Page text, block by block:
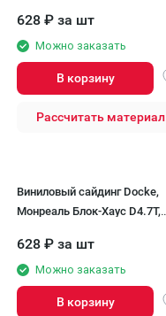
628 ₽ за шт
Можно заказать
В корзину
Рассчитать материал
Виниловый сайдинг Docke,
Монреаль Блок-Хаус D4.7T,
628 ₽ за шт
Можно заказать
В корзину